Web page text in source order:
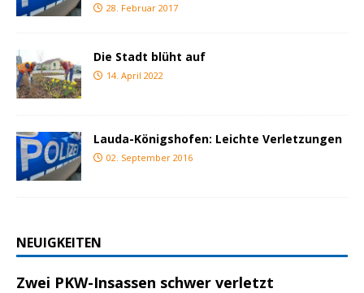
28. Februar 2017
Die Stadt blüht auf
14. April 2022
Lauda-Königshofen: Leichte Verletzungen
02. September 2016
NEUIGKEITEN
Zwei PKW-Insassen schwer verletzt